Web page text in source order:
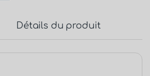
Détails du produit